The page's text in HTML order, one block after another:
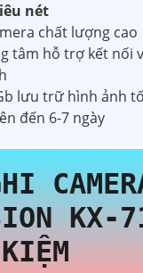
nét
chất lượng cao
tâm hỗ trợ kết nối
lưu trữ hình ảnh
đến 6-7 ngày
KX-